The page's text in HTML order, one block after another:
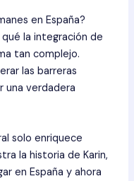
en España?
la integración de
tan complejo.
las barreras
una verdadera
solo enriquece
la historia de Karin,
en España y ahora